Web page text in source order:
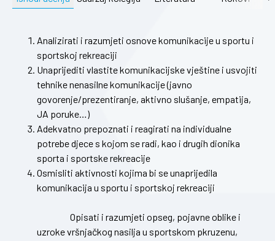
Analizirati i razumjeti osnove komunikacije u sportu i
sportskoj rekreaciji
Unaprijediti vlastite komunikacijske vještine i usvojiti
tehnike nenasilne komunikacije (javno
govorenje/prezentiranje, aktivno slušanje, empatija,
JA poruke…)
Adekvatno prepoznati i reagirati na individualne
potrebe djece s kojom se radi, kao i drugih dionika
sporta i sportske rekreacije
Osmisliti aktivnosti kojima bi se unaprijedila
komunikacija u sportu i sportskoj rekreaciji
Opisati i razumjeti opseg, pojavne oblike i
uzroke vršnjačkog nasilja u sportskom pkruzenu,